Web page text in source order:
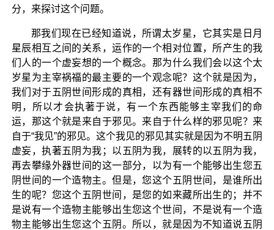
分，来探讨这个问题。
那我们现在已经知道说，所谓太岁星，它其实是日月
星辰相互之间的关系，运作的一个相对位置，所产生的我
们人的一个虚妄想的一个概念。那为什么我们会以这个太
岁星为主宰祸福的最主要的一个观念呢？这个就是因为，
我们对于五阴世间形成的真相，还有器世间形成的真相不
明，所以才会执著于说，有一个东西能够主宰我们的命
运，那这个就是来自于邪见。来自于什么样的邪见呢？来
自于“我见”的邪见。这个我见的邪见其实就是因为不明五阴
虚妄，执著五阴为我；以五阴为我，展转的以五阴为我，
再去攀缘外器世间的这一部分，以为有一个能够出生您五
阴世间的一个造物主。但是，您这个五阴世间，是谁所出
生的呢？您这个五阴世间，是您的如来藏所出生的；并不
是说有一个造物主能够出生您这个世间，不是说有一个造
物主能够出生您这个五阴。所以，就是因为不知道说五阴